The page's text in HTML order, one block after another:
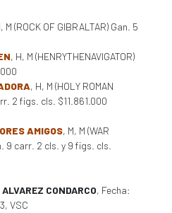
M (ROCK OF GIBRALTAR) Gan. 5
, H, M (HENRYTHENAVIGATOR)
, H, M (HOLY ROMAN
2 figs. cls. $11.861.000
AMIGOS, M, M (WAR
9 carr. 2 cls. y 9 figs. cls.
CONDARCO, Fecha:
VSC